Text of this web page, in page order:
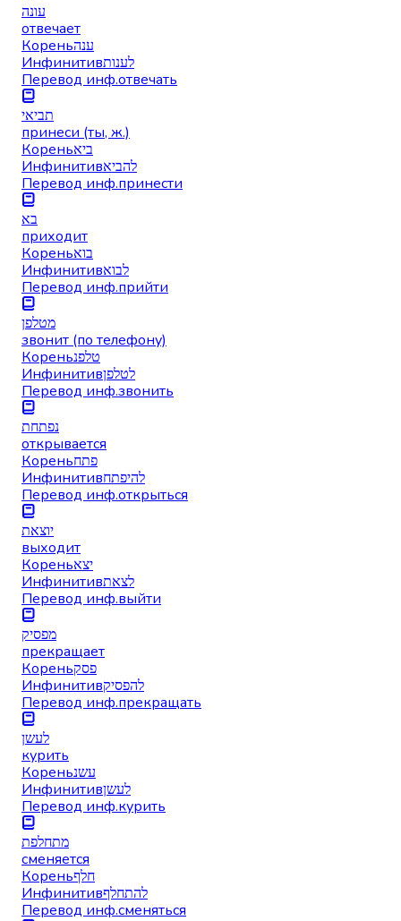
עונה
отвечает
Кореньענה
Инфинитивלענות
Перевод инф.отвечать
תביאי
принеси (ты, ж.)
Кореньביא
Инфинитивלהביא
Перевод инф.принести
בא
приходит
Кореньבוא
Инфинитивלבוא
Перевод инф.прийти
מטלפן
звонит (по телефону)
Кореньטלפנ
Инфинитивלטלפן
Перевод инф.звонить
נפתחת
открывается
Кореньפתח
Инфинитивלהיפתח
Перевод инф.открыться
יוצאת
выходит
Кореньיצא
Инфинитивלצאת
Перевод инф.выйти
מפסיק
прекращает
Кореньפסק
Инфинитивלהפסיק
Перевод инф.прекращать
לעשן
курить
Кореньעשנ
Инфинитивלעשן
Перевод инф.курить
מתחלפת
сменяется
Кореньחלף
Инфинитивלהתחלף
Перевод инф.сменяться